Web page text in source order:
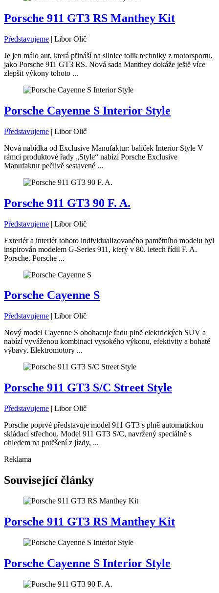
Porsche 911 GT3 RS Manthey Kit
Představujeme | Libor Olič
Je jen málo aut, která přináší na silnice tolik techniky z motorsportu,
jako Porsche 911 GT3 RS. Nová sada Manthey dokáže ještě více
zlepšit výkony tohoto ...
Porsche Cayenne S Interior Style
Představujeme | Libor Olič
Nová nabídka od Exclusive Manufaktur: balíček Interior Style V
rámci produktové řady „Style“ nabízí Porsche Exclusive
Manufaktur pečlivě sestavené ...
Porsche 911 GT3 90 F. A.
Představujeme | Libor Olič
Exteriér a interiér tohoto individualizovaného pamětního modelu byl
inspirován modelem G-Series 911, který v 80. letech řídil F. A.
Porsche. Porsche ...
Porsche Cayenne S
Představujeme | Libor Olič
Nový model Cayenne S obohacuje řadu plně elektrických SUV a
nabízí vyváženou kombinaci vysokého výkonu, efektivity a bohaté
výbavy. Elektromotory ...
Porsche 911 GT3 S/C Street Style
Představujeme | Libor Olič
Porsche poprvé představuje model 911 GT3 s plně automatickou
skládací střechou. Model 911 GT3 S/C, navržený speciálně s
ohledem na potěšení z jízdy, ...
Reklama
Související články
Porsche 911 GT3 RS Manthey Kit
Porsche Cayenne S Interior Style